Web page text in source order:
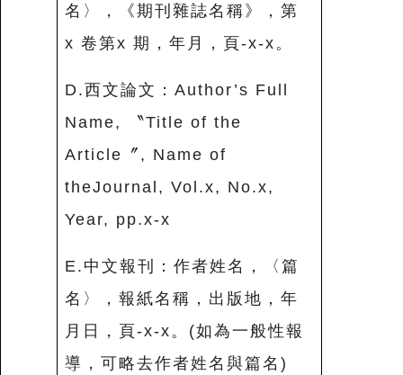
名〉，《期刊雜誌名稱》，第
x 卷第x 期，年月，頁-x-x。
D.西文論文：Author’s Full
Name, 〝Title of the
Article〞, Name of
theJournal, Vol.x, No.x,
Year, pp.x-x
E.中文報刊：作者姓名，〈篇
名〉，報紙名稱，出版地，年
月日，頁-x-x。(如為一般性報
導，可略去作者姓名與篇名)